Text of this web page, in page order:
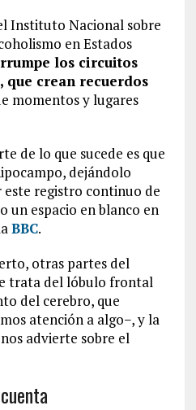
Instituto Nacional sobre
en Estados
los circuitos
que crean recuerdos
momentos y lugares
de lo que sucede es que
dejándolo
registro continuo de
un espacio en blanco en
BBC.
otras partes del
trata del lóbulo frontal
del cerebro, que
atención a algo−, y la
advierte sobre el